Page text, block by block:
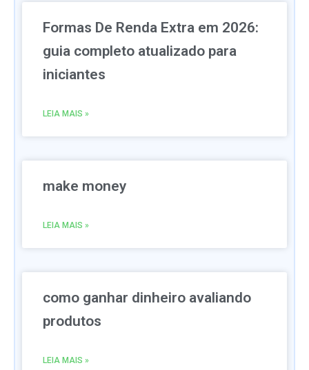
Formas De Renda Extra em 2026:
guia completo atualizado para
iniciantes
LEIA MAIS »
make money
LEIA MAIS »
como ganhar dinheiro avaliando
produtos
LEIA MAIS »